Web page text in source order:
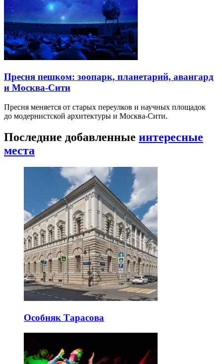
Пресня пешком: зоопарк, планетарий, авангард
и Москва-Сити
Пресня меняется от старых переулков и научных площадок
до модернистской архитектуры и Москва-Сити.
Последние добавленные интересные
места
Особняк Тарасова